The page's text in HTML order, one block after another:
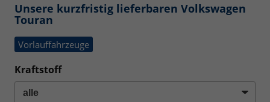
Unsere kurzfristig lieferbaren Volkswagen
Touran
Vorlauffahrzeuge
Kraftstoff